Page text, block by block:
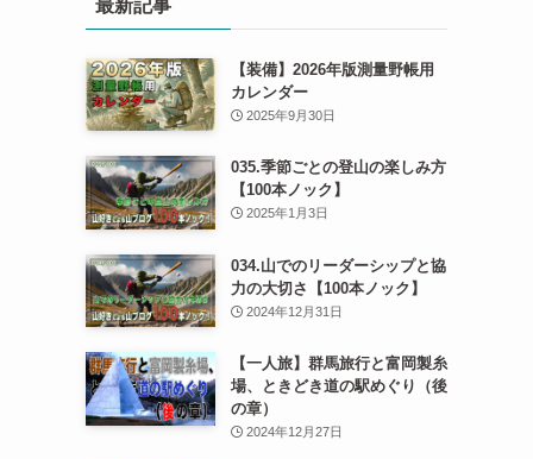
最新記事
【装備】2026年版測量野帳用
カレンダー
2025年9月30日
035.季節ごとの登山の楽しみ方
【100本ノック】
2025年1月3日
034.山でのリーダーシップと協
力の大切さ【100本ノック】
2024年12月31日
【一人旅】群馬旅行と富岡製糸
場、ときどき道の駅めぐり（後
の章）
2024年12月27日